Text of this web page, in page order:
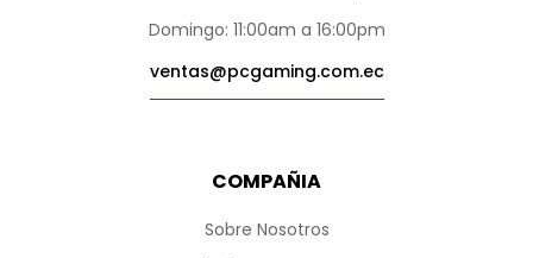
COMPAÑIA
Sobre Nosotros
Domingo: 11:00am a 16:00pm
ventas@pcgaming.com.ec